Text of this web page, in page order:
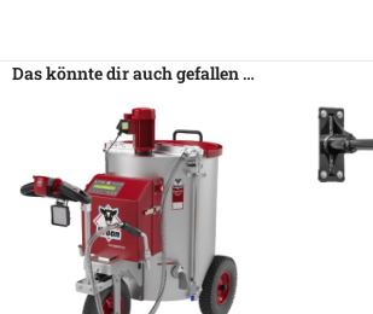
Das könnte dir auch gefallen …